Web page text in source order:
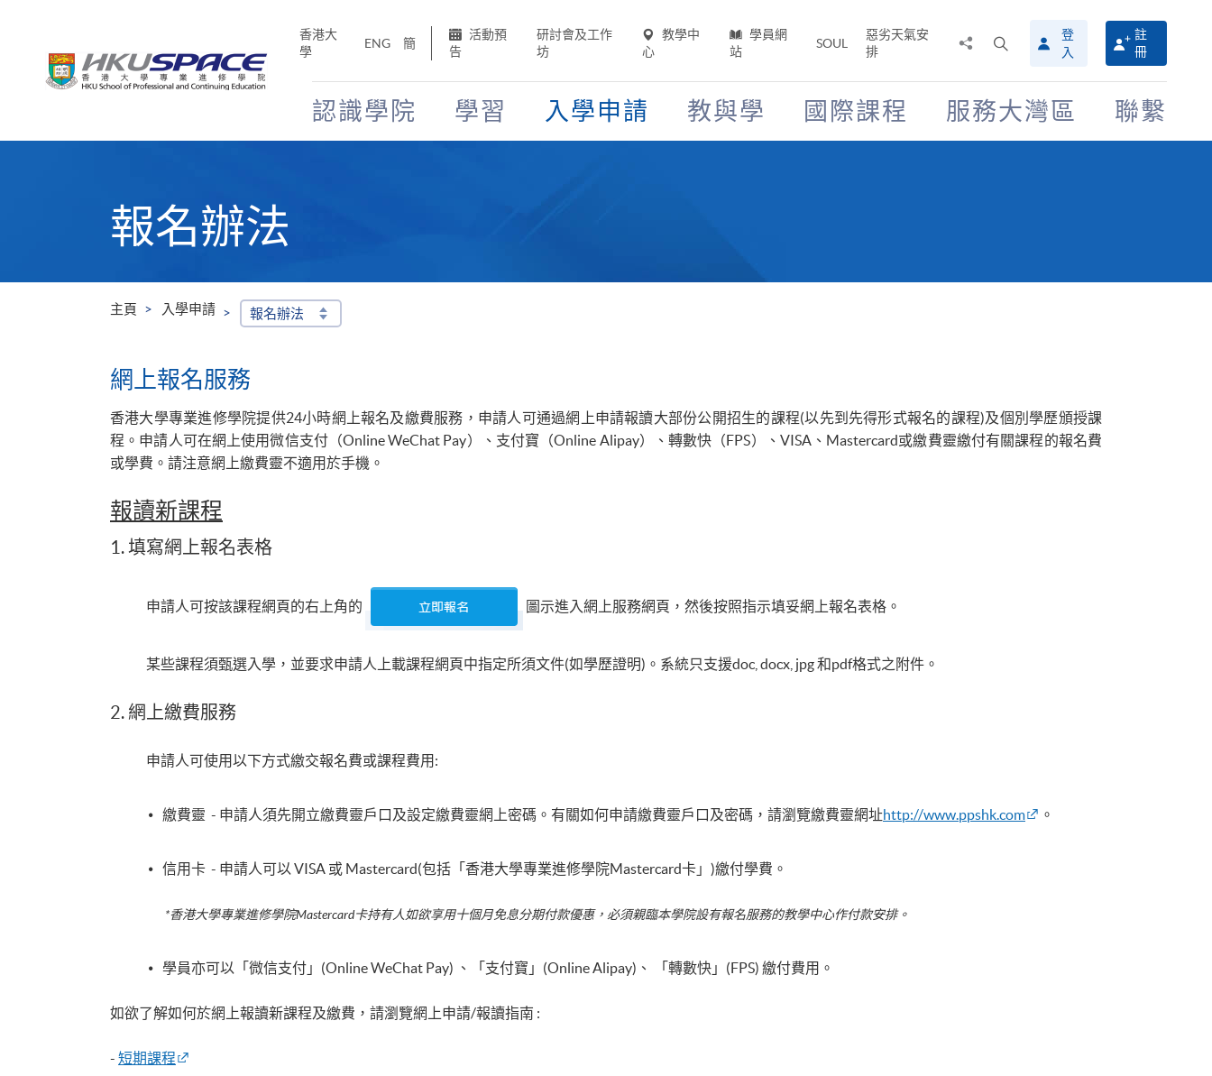
香港大
學
ENG 簡
活動預
告
研討會及工作
坊
教學中
心
學員網
站
SOUL
惡劣天氣安
排
搜
尋
介
面
登
入
註
冊
認識學院 學習 入學申請 教與學 國際課程 服務大灣區 聯繫
報名辦法
主頁 入學申請 報名辦法
網上報名服務
香港大學專業進修學院提供24小時網上報名及繳費服務，申請人可通過網上申請報讀大部份公開招生的課程(以先到先得形式報名的課程)及個別學歷頒授課
程。申請人可在網上使用微信支付（Online WeChat Pay）、支付寶（Online Alipay）、轉數快（FPS）、VISA、Mastercard或繳費靈繳付有關課程的報名費
或學費。請注意網上繳費靈不適用於手機。
報讀新課程
1. 填寫網上報名表格
申請人可按該課程網頁的右上角的 圖示進入網上服務網頁，然後按照指示填妥網上報名表格。
某些課程須甄選入學，並要求申請人上載課程網頁中指定所須文件(如學歷證明)。系統只支援doc, docx, jpg 和pdf格式之附件。
2. 網上繳費服務
申請人可使用以下方式繳交報名費或課程費用:
繳費靈 - 申請人須先開立繳費靈戶口及設定繳費靈網上密碼。有關如何申請繳費靈戶口及密碼，請瀏覽繳費靈網址http://www.ppshk.com 。
信用卡 - 申請人可以 VISA 或 Mastercard(包括「香港大學專業進修學院Mastercard卡」)繳付學費。
*香港大學專業進修學院Mastercard卡持有人如欲享用十個月免息分期付款優惠，必須親臨本學院設有報名服務的教學中心作付款安排。
學員亦可以「微信支付」(Online WeChat Pay) 、「支付寶」(Online Alipay)、 「轉數快」(FPS) 繳付費用。
如欲了解如何於網上報讀新課程及繳費，請瀏覽網上申請/報讀指南 :
- 短期課程